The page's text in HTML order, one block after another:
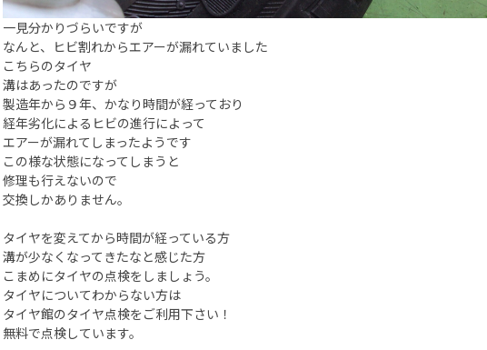
一見分かりづらいですが
なんと、ヒビ割れからエアーが漏れていました
こちらのタイヤ
溝はあったのですが
製造年から９年、かなり時間が経っており
経年劣化によるヒビの進行によって
エアーが漏れてしまったようです
この様な状態になってしまうと
修理も行えないので
交換しかありません。
タイヤを変えてから時間が経っている方
溝が少なくなってきたなと感じた方
こまめにタイヤの点検をしましょう。
タイヤについてわからない方は
タイヤ館のタイヤ点検をご利用下さい！
無料で点検しています。